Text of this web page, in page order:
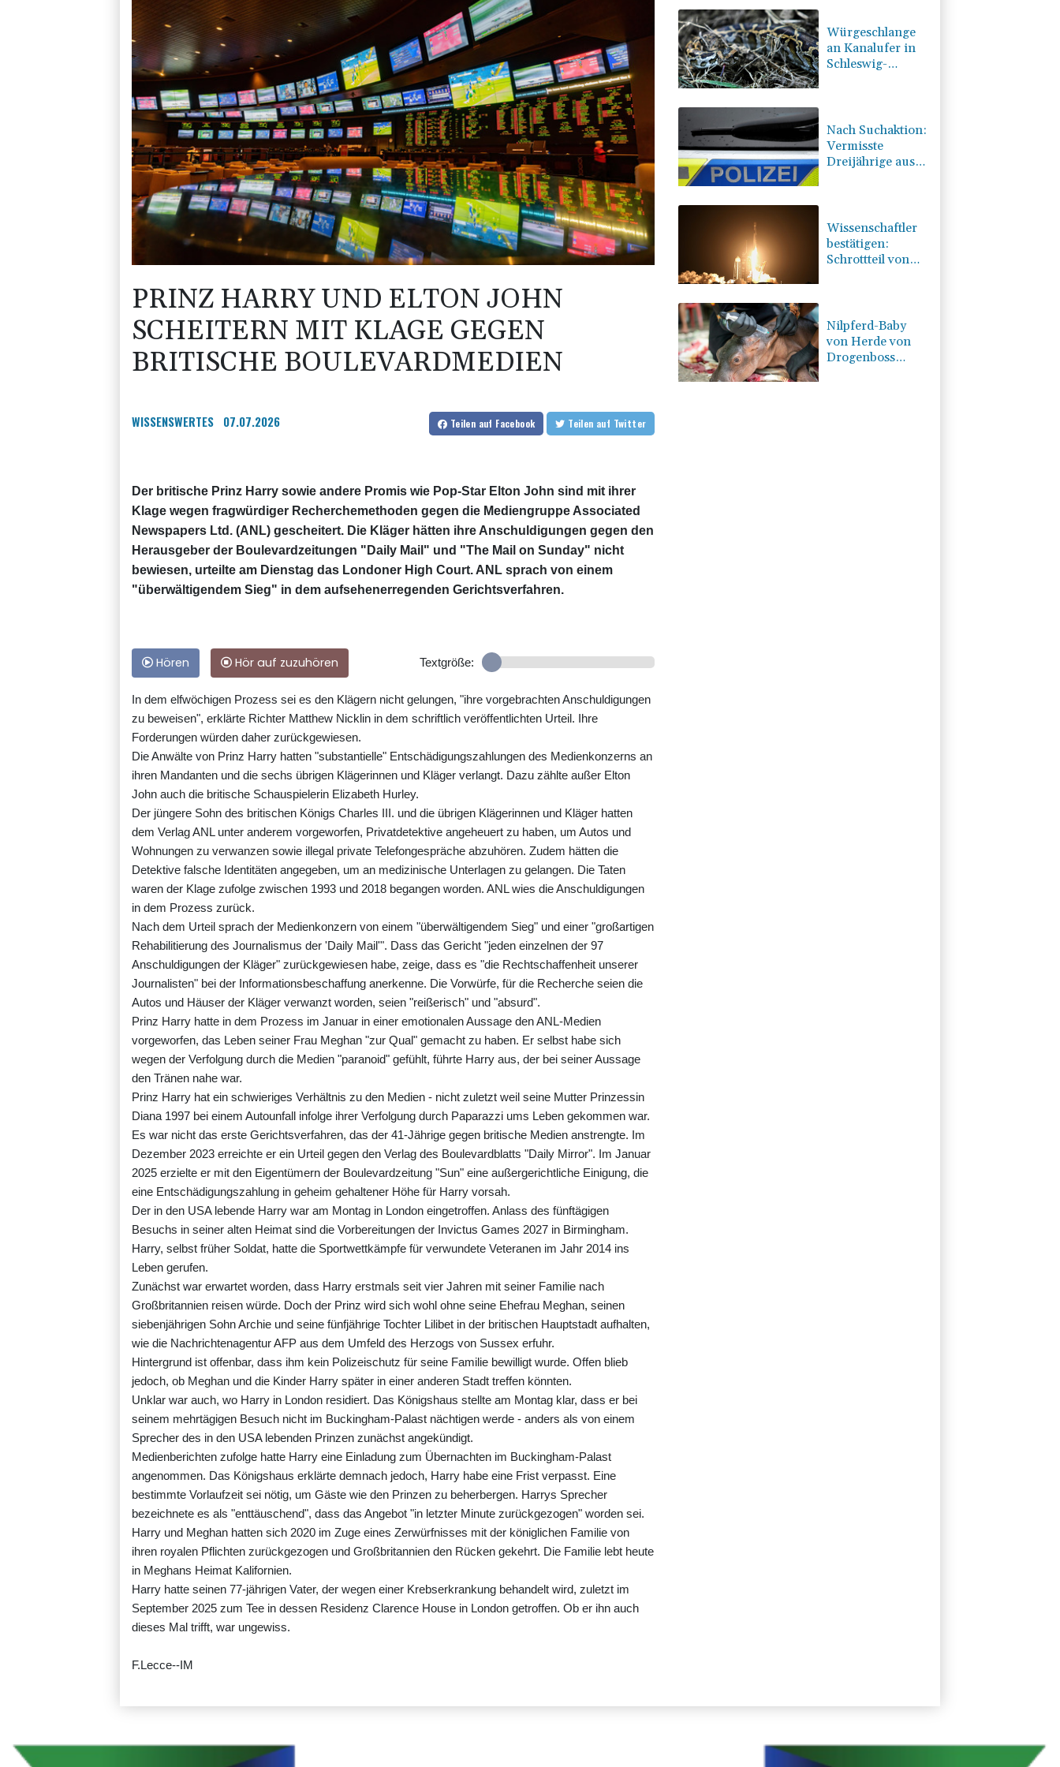
PRINZ HARRY UND ELTON JOHN
SCHEITERN MIT KLAGE GEGEN
BRITISCHE BOULEVARDMEDIEN
WISSENSWERTES 07.07.2026 Teilen auf Facebook Teilen auf Twitter
Der britische Prinz Harry sowie andere Promis wie Pop-Star Elton John sind mit ihrer
Klage wegen fragwürdiger Recherchemethoden gegen die Mediengruppe Associated
Newspapers Ltd. (ANL) gescheitert. Die Kläger hätten ihre Anschuldigungen gegen den
Herausgeber der Boulevardzeitungen "Daily Mail" und "The Mail on Sunday" nicht
bewiesen, urteilte am Dienstag das Londoner High Court. ANL sprach von einem
"überwältigendem Sieg" in dem aufsehenerregenden Gerichtsverfahren.
Hören Hör auf zuzuhören Textgröße:
In dem elfwöchigen Prozess sei es den Klägern nicht gelungen, "ihre vorgebrachten Anschuldigungen
zu beweisen", erklärte Richter Matthew Nicklin in dem schriftlich veröffentlichten Urteil. Ihre
Forderungen würden daher zurückgewiesen.
Die Anwälte von Prinz Harry hatten "substantielle" Entschädigungszahlungen des Medienkonzerns an
ihren Mandanten und die sechs übrigen Klägerinnen und Kläger verlangt. Dazu zählte außer Elton
John auch die britische Schauspielerin Elizabeth Hurley.
Der jüngere Sohn des britischen Königs Charles III. und die übrigen Klägerinnen und Kläger hatten
dem Verlag ANL unter anderem vorgeworfen, Privatdetektive angeheuert zu haben, um Autos und
Wohnungen zu verwanzen sowie illegal private Telefongespräche abzuhören. Zudem hätten die
Detektive falsche Identitäten angegeben, um an medizinische Unterlagen zu gelangen. Die Taten
waren der Klage zufolge zwischen 1993 und 2018 begangen worden. ANL wies die Anschuldigungen
in dem Prozess zurück.
Nach dem Urteil sprach der Medienkonzern von einem "überwältigendem Sieg" und einer "großartigen
Rehabilitierung des Journalismus der 'Daily Mail'". Dass das Gericht "jeden einzelnen der 97
Anschuldigungen der Kläger" zurückgewiesen habe, zeige, dass es "die Rechtschaffenheit unserer
Journalisten" bei der Informationsbeschaffung anerkenne. Die Vorwürfe, für die Recherche seien die
Autos und Häuser der Kläger verwanzt worden, seien "reißerisch" und "absurd".
Prinz Harry hatte in dem Prozess im Januar in einer emotionalen Aussage den ANL-Medien
vorgeworfen, das Leben seiner Frau Meghan "zur Qual" gemacht zu haben. Er selbst habe sich
wegen der Verfolgung durch die Medien "paranoid" gefühlt, führte Harry aus, der bei seiner Aussage
den Tränen nahe war.
Prinz Harry hat ein schwieriges Verhältnis zu den Medien - nicht zuletzt weil seine Mutter Prinzessin
Diana 1997 bei einem Autounfall infolge ihrer Verfolgung durch Paparazzi ums Leben gekommen war.
Es war nicht das erste Gerichtsverfahren, das der 41-Jährige gegen britische Medien anstrengte. Im
Dezember 2023 erreichte er ein Urteil gegen den Verlag des Boulevardblatts "Daily Mirror". Im Januar
2025 erzielte er mit den Eigentümern der Boulevardzeitung "Sun" eine außergerichtliche Einigung, die
eine Entschädigungszahlung in geheim gehaltener Höhe für Harry vorsah.
Der in den USA lebende Harry war am Montag in London eingetroffen. Anlass des fünftägigen
Besuchs in seiner alten Heimat sind die Vorbereitungen der Invictus Games 2027 in Birmingham.
Harry, selbst früher Soldat, hatte die Sportwettkämpfe für verwundete Veteranen im Jahr 2014 ins
Leben gerufen.
Zunächst war erwartet worden, dass Harry erstmals seit vier Jahren mit seiner Familie nach
Großbritannien reisen würde. Doch der Prinz wird sich wohl ohne seine Ehefrau Meghan, seinen
siebenjährigen Sohn Archie und seine fünfjährige Tochter Lilibet in der britischen Hauptstadt aufhalten,
wie die Nachrichtenagentur AFP aus dem Umfeld des Herzogs von Sussex erfuhr.
Hintergrund ist offenbar, dass ihm kein Polizeischutz für seine Familie bewilligt wurde. Offen blieb
jedoch, ob Meghan und die Kinder Harry später in einer anderen Stadt treffen könnten.
Unklar war auch, wo Harry in London residiert. Das Königshaus stellte am Montag klar, dass er bei
seinem mehrtägigen Besuch nicht im Buckingham-Palast nächtigen werde - anders als von einem
Sprecher des in den USA lebenden Prinzen zunächst angekündigt.
Medienberichten zufolge hatte Harry eine Einladung zum Übernachten im Buckingham-Palast
angenommen. Das Königshaus erklärte demnach jedoch, Harry habe eine Frist verpasst. Eine
bestimmte Vorlaufzeit sei nötig, um Gäste wie den Prinzen zu beherbergen. Harrys Sprecher
bezeichnete es als "enttäuschend", dass das Angebot "in letzter Minute zurückgezogen" worden sei.
Harry und Meghan hatten sich 2020 im Zuge eines Zerwürfnisses mit der königlichen Familie von
ihren royalen Pflichten zurückgezogen und Großbritannien den Rücken gekehrt. Die Familie lebt heute
in Meghans Heimat Kalifornien.
Harry hatte seinen 77‑jährigen Vater, der wegen einer Krebserkrankung behandelt wird, zuletzt im
September 2025 zum Tee in dessen Residenz Clarence House in London getroffen. Ob er ihn auch
dieses Mal trifft, war ungewiss.
F.Lecce--IM
Würgeschlange
an Kanalufer in
Schleswig-
Nach Suchaktion:
Vermisste
Dreijährige aus
Wissenschaftler
bestätigen:
Schrottteil von
Nilpferd-Baby
von Herde von
Drogenboss